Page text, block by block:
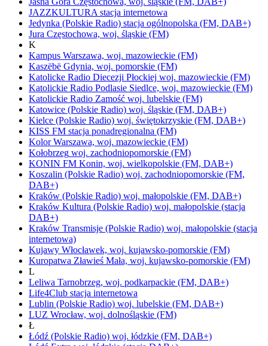
JAZZKULTURA stacja internetowa
Jedynka (Polskie Radio) stacja ogólnopolska (FM, DAB+)
Jura Częstochowa, woj. śląskie (FM)
K
Kampus Warszawa, woj. mazowieckie (FM)
Kaszëbë Gdynia, woj. pomorskie (FM)
Katolicke Radio Diecezji Płockiej woj. mazowieckie (FM)
Katolickie Radio Podlasie Siedlce, woj. mazowieckie (FM)
Katolickie Radio Zamość woj. lubelskie (FM)
Katowice (Polskie Radio) woj. śląskie (FM, DAB+)
Kielce (Polskie Radio) woj. świętokrzyskie (FM, DAB+)
KISS FM stacja ponadregionalna (FM)
KolorWarszawa, woj. mazowieckie (FM)
Kołobrzeg woj. zachodniopomorskie (FM)
KONIN FM Konin, woj. wielkopolskie (FM, DAB+)
Koszalin (Polskie Radio) woj. zachodniopomorskie (FM,
DAB+)
Kraków (Polskie Radio) woj. małopolskie (FM, DAB+)
Kraków Kultura (Polskie Radio) woj. małopolskie (stacja
DAB+)
Kraków Transmisje (Polskie Radio) woj. małopolskie (stacja
internetowa)
Kujawy Włocławek, woj. kujawsko-pomorskie (FM)
Kuropatwa Zławieś Mała, woj. kujawsko-pomorskie (FM)
L
Leliwa Tarnobrzeg, woj. podkarpackie (FM, DAB+)
Life4Club stacja internetowa
Lublin (Polskie Radio) woj. lubelskie (FM, DAB+)
LUZ Wrocław, woj. dolnośląskie (FM)
Ł
Łódź (Polskie Radio) woj. łódzkie (FM, DAB+)